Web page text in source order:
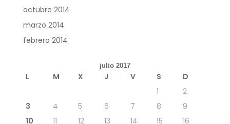
octubre 2014
marzo 2014
febrero 2014
julio 2017
L M X J V S
D
1
2
3
4 5 6 7 8
9
10
11 12 13 14 15 16